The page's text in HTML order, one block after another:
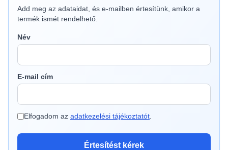
Add meg az adataidat, és e-mailben értesítünk, amikor a
termék ismét rendelhető.
Név
E-mail cím
Elfogadom az adatkezelési tájékoztatót
Értesítést kérek